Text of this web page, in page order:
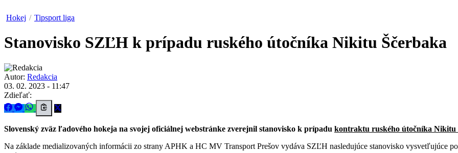
Hokej / Tipsport liga
Stanovisko SZĽH k prípadu ruského útočníka Nikitu Ščerbaka
Autor: Redakcia
03. 02. 2023 - 11:47
Zdieľať:
Slovenský zväz ľadového hokeja na svojej oficiálnej webstránke zverejnil stanovisko k prípadu kontraktu ruského útočníka Nikitu
Na základe medializovaných informácii zo strany APHK a HC MV Transport Prešov vydáva SZĽH nasledujúce stanovisko vysvetľujúce